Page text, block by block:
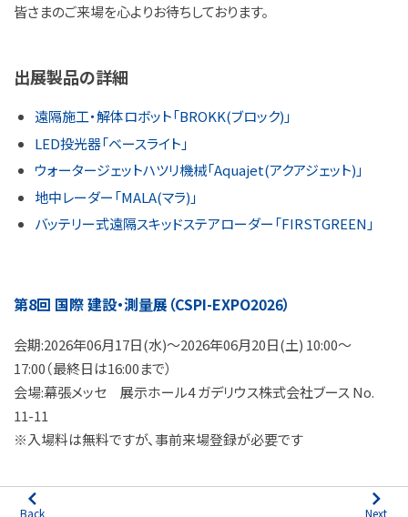
皆さまのご来場を心よりお待ちしております。
出展製品の詳細
遠隔施工・解体ロボット「BROKK(ブロック)」
LED投光器「ベースライト」
ウォータージェットハツリ機械「Aquajet(アクアジェット)」
地中レーダー「MALA(マラ)」
バッテリー式遠隔スキッドステアローダー「FIRSTGREEN」
第8回 国際 建設・測量展（CSPI-EXPO2026）
会期:2026年06月17日(水)～2026年06月20日(土) 10:00～
17:00（最終日は16:00まで）
会場:幕張メッセ 展示ホール4 ガデリウス株式会社ブース No.
11-11
※入場料は無料ですが、事前来場登録が必要です
Back Next